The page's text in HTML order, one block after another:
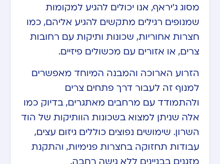
מסוג ג’יראף, אנו יכולים להגיע למקומות
שמנופים רגילים מתקשים להגיע אליהם, כמו
חצרות אחוריות, שכונות ותיקות עם רחובות
צרים, או אזורים עם מכשולים פיזיים.
הזרוע הארוכה והמבנה המיוחד מאפשרים
למנוף זה לעבור דרך פתחים צרים
ולהתמודד עם מרחבים מאתגרים, בדיוק כמו
אלה שניתן למצוא בשכונות הוותיקות של הוד
השרון. שימושים נפוצים כוללים גיזום עצים,
עבודות תחזוקה בחצרות פנימיות, והתקנת